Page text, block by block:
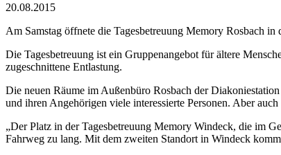
20.08.2015
Am Samstag öffnete die Tagesbetreuung Memory Rosbach
Die Tagesbetreuung ist ein Gruppenangebot für ältere
zugeschnittene Entlastung.
Die neuen Räume im Außenbüro Rosbach der
und ihren Angehörigen viele interessierte Personen. Aber
„Der Platz in der Tagesbetreuung Memory Windeck, die im
Fahrweg zu lang. Mit dem zweiten Standort in Windeck